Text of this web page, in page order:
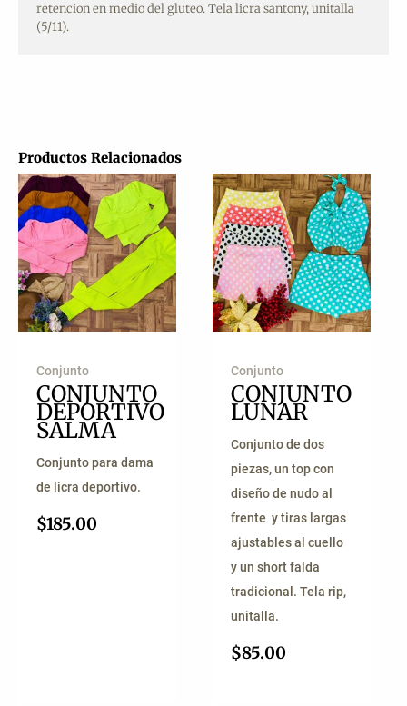
Productos Relacionados
Conjunto
CONJUNTO
DEPORTIVO
SALMA
Conjunto para dama
de licra deportivo.
$185.00
Conjunto
CONJUNTO
LUNAR
Conjunto de dos
piezas, un top con
diseño de nudo al
frente y tiras largas
ajustables al cuello
y un short falda
tradicional. Tela rip,
unitalla.
$85.00
retencion en medio del gluteo. Tela licra santony, unitalla
(5/11).